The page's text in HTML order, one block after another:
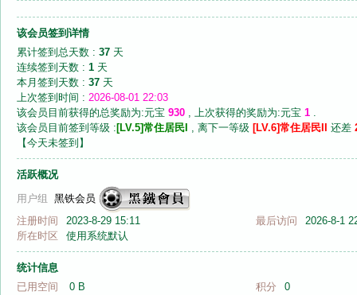
该会员签到详情
累计签到总天数 : 37 天
连续签到天数 : 1 天
本月签到天数 : 37 天
上次签到时间 : 2026-08-01 22:03
该会员目前获得的总奖励为:元宝 930 , 上次获得的奖励为:元宝 1 .
该会员目前签到等级 : [LV.5]常住居民I , 离下一等级 [LV.6]常住居民II 还差
【今天未签到 】
活跃概况
用户组 黑铁会员
注册时间
2023-8-29 15:11 最后访问
2026-8-1
所在时区
使用系统默认
统计信息
已用空间
0 B 积分 0